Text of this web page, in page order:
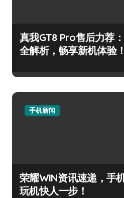
真我GT8 Pro售后力荐
全解析，畅享新机体验！
手机新闻
荣耀WIN资讯速递，手
玩机快人一步！